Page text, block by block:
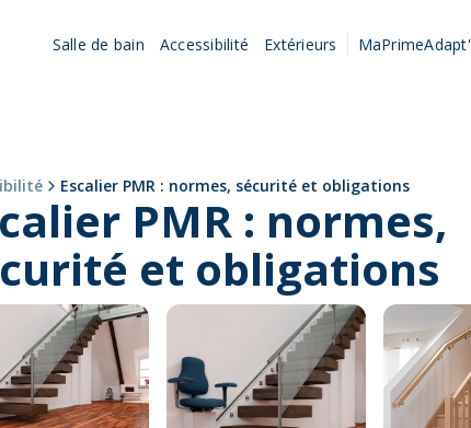
Salle de bain Accessibilité Extérieurs MaPrimeAdapt'
Escalier PMR : normes, sécurité et obligations
PMR : normes,
et obligations